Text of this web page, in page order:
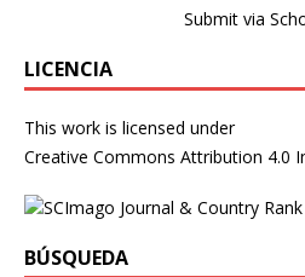
Submit via
LICENCIA
This work is licensed under
Creative Commons Attribution 4.0
BÚSQUEDA